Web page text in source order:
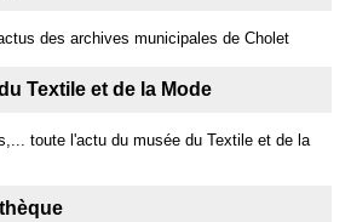
des archives municipales de Cholet
Textile et de la Mode
toute l'actu du musée du Textile et de la